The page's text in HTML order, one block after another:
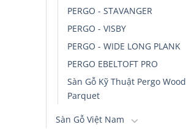
PERGO - STAVANGER
PERGO - VISBY
PERGO - WIDE LONG PLANK
PERGO EBELTOFT PRO
Sàn Gỗ Kỹ Thuật Pergo Wood
Parquet
Sàn Gỗ Việt Nam